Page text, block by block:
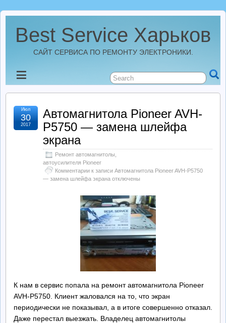
Best Service Харьков
САЙТ СЕРВИСА ПО РЕМОНТУ ЭЛЕКТРОНИКИ.
Новости
Best Service Харьков
Ремонт Усилителей
Ремонт Автомагнитол
Ремонт Видеорегистраторов
Обратная Связь
Автомагнитола Pioneer AVH-
P5750 — замена шлейфа
экрана
Ремонт автомагнитолы,
автоусилителя Pioneer
Комментарии к записи Автомагнитола Pioneer AVH-P5750
— замена шлейфа экрана отключены
Июл
30
2017
К нам в сервис попала на ремонт автомагнитола Pioneer
AVH-P5750. Клиент жаловался на то, что экран
периодически не показывал, а в итоге совершенно отказал.
Даже перестал выезжать. Владелец автомагнитолы